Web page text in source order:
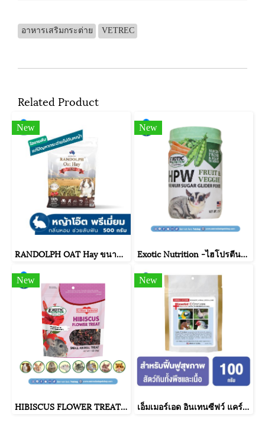
อาหารเสริมกระต่าย VETREC
Related Product
New
RANDOLPH OAT Hay ขนาด 500 กรัม
New
Exotic Nutrition -ไฮโปรตีนวอมบารู ฟรุ๊ตแอนด์เวกกี้ (รสผักผลไม้) อาหารชูการ์ไกลเดอร์แบบขวดพร้อมทาน ขนาด 340 กรัม
New
HIBISCUS FLOWER TREAT 1 OZ.
New
เอ็มเมอร์เอด อินเทนซีฟว์ แคร์ โอมนิวอร์ ขนาด 100 กรัม.